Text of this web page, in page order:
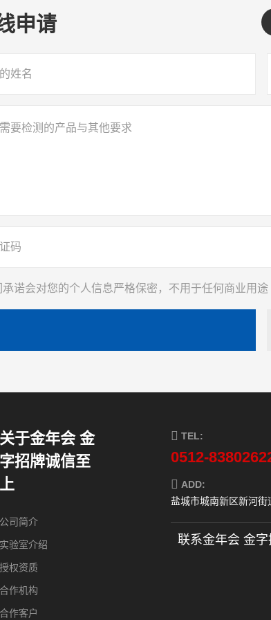
申请
承诺会对您的个人信息严格保密，不用于任何商业用途
关于金年会 金
字招牌诚信至
上
公司简介
实验室介绍
授权资质
合作机构
合作客户
TEL:
0512-
ADD:
盐城市城南新区新河街
联系金年会 金